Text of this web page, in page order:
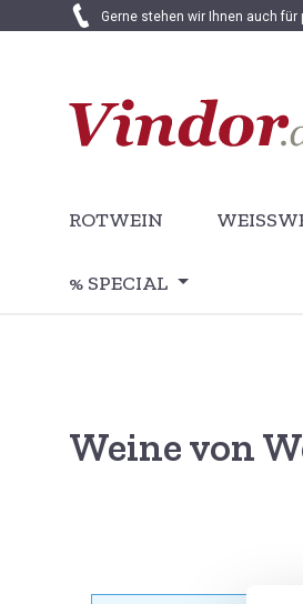
Hauptinhalt springen
Zur Suche springen
Zur Hauptnavigation springen
Gerne stehen wir Ihnen auch
ROTWEIN
% SPECIAL
Weine von